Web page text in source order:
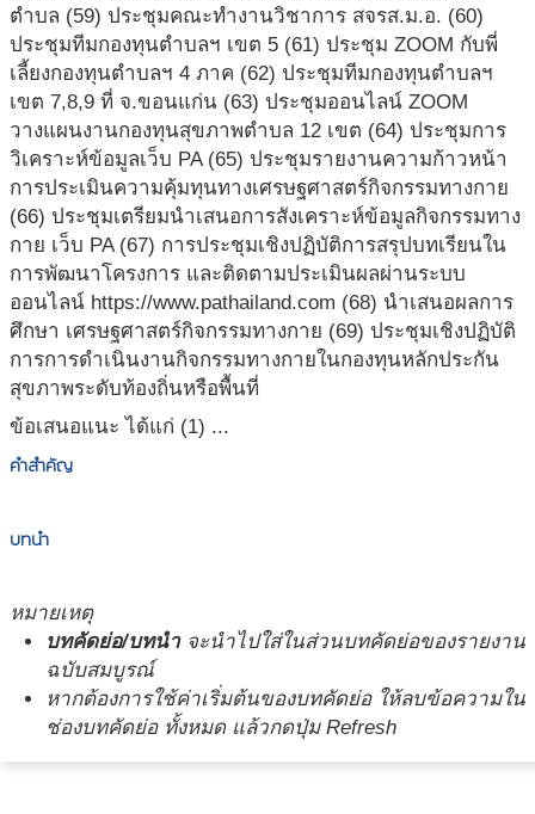
ตำบล (59) ประชุมคณะทำงานวิชาการ สจรส.ม.อ. (60)
ประชุมทีมกองทุนตำบลฯ เขต 5 (61) ประชุม ZOOM กับพี่
เลี้ยงกองทุนตำบลฯ 4 ภาค (62) ประชุมทีมกองทุนตำบลฯ
เขต 7,8,9 ที่ จ.ขอนแก่น (63) ประชุมออนไลน์ ZOOM
วางแผนงานกองทุนสุขภาพตำบล 12 เขต (64) ประชุมการ
วิเคราะห์ข้อมูลเว็บ PA (65) ประชุมรายงานความก้าวหน้า
การประเมินความคุ้มทุนทางเศรษฐศาสตร์กิจกรรมทางกาย
(66) ประชุมเตรียมนำเสนอการสังเคราะห์ข้อมูลกิจกรรมทาง
กาย เว็บ PA (67) การประชุมเชิงปฏิบัติการสรุปบทเรียนใน
การพัฒนาโครงการ และติดตามประเมินผลผ่านระบบ
ออนไลน์ https://www.pathailand.com (68) นำเสนอผลการ
ศึกษา เศรษฐศาสตร์กิจกรรมทางกาย (69) ประชุมเชิงปฏิบัติ
การการดำเนินงานกิจกรรมทางกายในกองทุนหลักประกัน
สุขภาพระดับท้องถิ่นหรือพื้นที่
ข้อเสนอแนะ ได้แก่ (1) ...
คำสำคัญ
บทนำ
หมายเหตุ
บทคัดย่อ/บทนำจะนำไปใส่ในส่วนบทคัดย่อของรายงาน
ฉบับสมบูรณ์
หากต้องการใช้ค่าเริ่มต้นของบทคัดย่อ ให้ลบข้อความใน
ช่องบทคัดย่อ ทั้งหมด แล้วกดปุ่ม Refresh